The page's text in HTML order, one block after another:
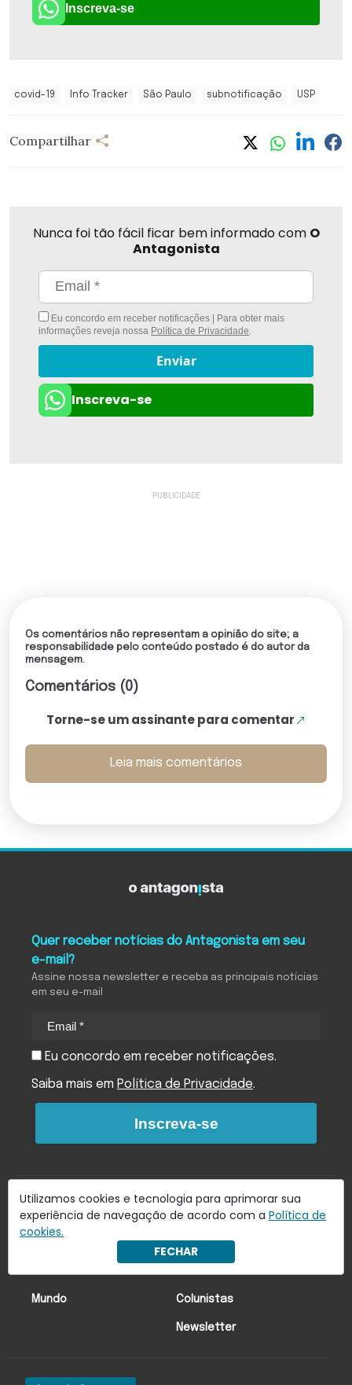
Inscreva-se
covid-19 Info Tracker São Paulo subnotificação USP
Compartilhar
Nunca foi tão fácil ficar bem informado com O
Antagonista
Eu concordo em receber notificações | Para obter mais
informações reveja nossa Política de Privacidade.
Enviar
Inscreva-se
Os comentários não representam a opinião do site; a
responsabilidade pelo conteúdo postado é do autor da
mensagem.
Comentários (0)
Torne-se um assinante para comentar
Leia mais comentários
Utilizamos cookies e tecnologia para aprimorar sua
experiência de navegação de acordo com a Política de
cookies.
FECHAR
Últimas Notícias
Mundo
Economia
Colunistas
Newsletter
Quer receber notícias do Antagonista em seu
e-mail?
Assine nossa newsletter e receba as principais notícias
em seu e-mail
Eu concordo em receber notificações.
Saiba mais em Política de Privacidade.
Inscreva-se